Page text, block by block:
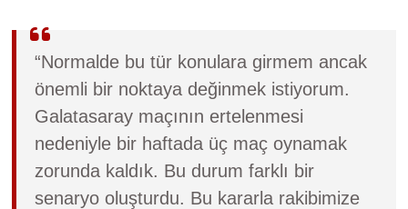
“Normalde bu tür konulara girmem ancak
önemli bir noktaya değinmek istiyorum.
Galatasaray maçının ertelenmesi
nedeniyle bir haftada üç maç oynamak
zorunda kaldık. Bu durum farklı bir
senaryo oluşturdu. Bu kararla rakibimize